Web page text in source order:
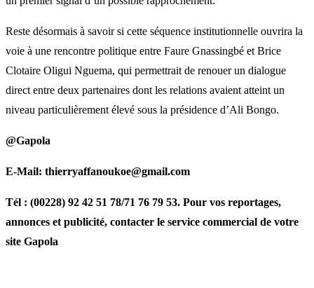
Reste désormais à savoir si cette séquence institutionnelle ouvrira la
voie à une rencontre politique entre Faure Gnassingbé et Brice
Clotaire Oligui Nguema, qui permettrait de renouer un dialogue
direct entre deux partenaires dont les relations avaient atteint un
niveau particulièrement élevé sous la présidence d’Ali Bongo.
@Gapola
E-Mail: thierryaffanoukoe@gmail.com
Tél : (00228) 92 42 51 78/71 76 79 53. Pour vos reportages,
annonces et publicité, contacter le service commercial de votre
site Gapola